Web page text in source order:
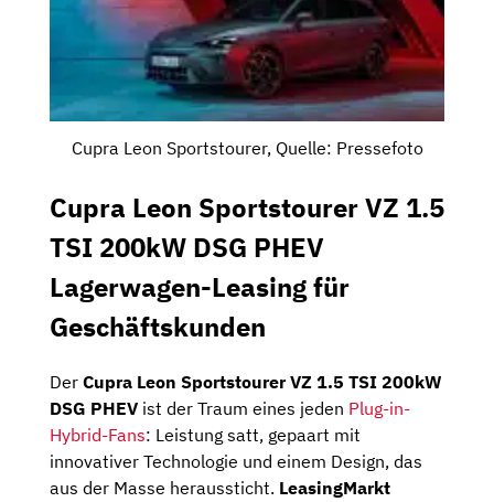
Cupra Leon Sportstourer, Quelle: Pressefoto
Cupra Leon Sportstourer VZ 1.5
TSI 200kW DSG PHEV
Lagerwagen-Leasing für
Geschäftskunden
Der Cupra Leon Sportstourer VZ 1.5 TSI 200kW
DSG PHEV ist der Traum eines jeden Plug-in-
Hybrid-Fans: Leistung satt, gepaart mit
innovativer Technologie und einem Design, das
aus der Masse heraussticht. LeasingMarkt